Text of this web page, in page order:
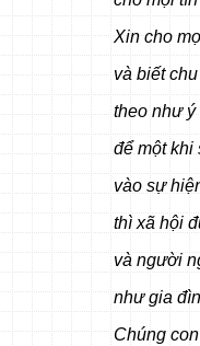
Xin cho
và biết
theo như
để một khi
vào sự
thì xã hội
và người
như gia
Chúng